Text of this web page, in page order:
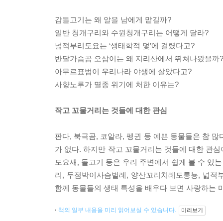
감돌고기는 왜 알을 남에게 맡길까?
일반 청개구리와 수원청개구리는 어떻게 달라?
넓적부리도요는 ‘생태학적 덫’에 걸렸다고?
반달가슴곰 오삼이는 왜 지리산에서 뛰쳐나왔을까?
아무르표범이 우리나라 야생에 살았다고?
사향노루가 멸종 위기에 처한 이유는?
작고 꼬물거리는 것들에 대한 관심
판다, 북극곰, 코알라, 펭귄 등 예쁜 동물들은 참
가 없다. 하지만 작고 꼬물거리는 것들에 대한 관
도요새, 돌고기 등은 우리 주변에서 쉽게 볼 수 있
리, 두점박이사슴벌레, 양산꼬리치레도롱뇽, 넓
함께 동물들의 생태 특성을 배우다 보면 사랑하는
책의 일부 내용을 미리 읽어보실 수 있습니다. 미리보기